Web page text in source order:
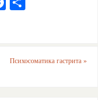
b ть
Психосоматика гастрита»